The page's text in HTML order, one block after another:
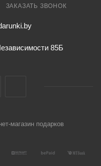
ЗАКАЗАТЬ ЗВОНОК
85Б
магазин подарков